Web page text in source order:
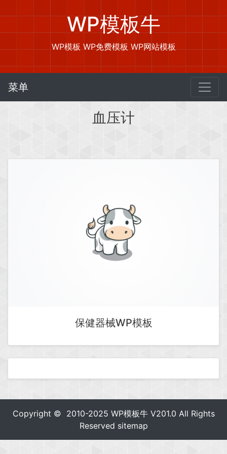
WP模板牛
WP模板 WP免费模板 WP网站模板
菜单
血压计
保健器械WP模板
Copyright © 2010-2025 WP模板牛V201.0 All Rights
Reserved sitemap